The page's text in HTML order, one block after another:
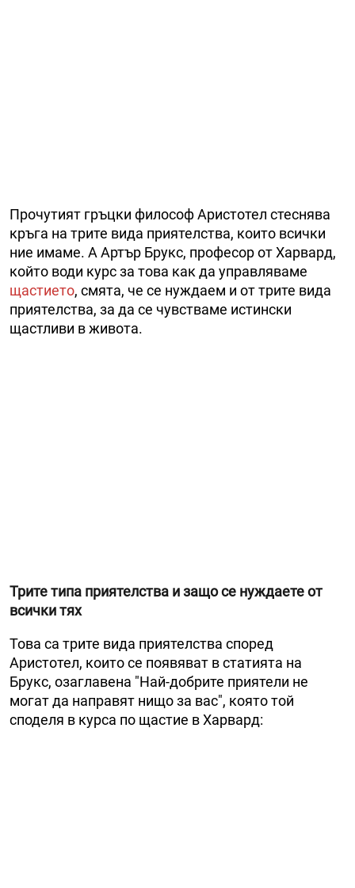
Прочутият гръцки философ Аристотел стеснява
кръга на трите вида приятелства, които всички
ние имаме. А Артър Брукс, професор от Харвард,
който води курс за това как да управляваме
щастието, смята, че се нуждаем и от трите вида
приятелства, за да се чувстваме истински
щастливи в живота.
Трите типа приятелства и защо се нуждаете от
всички тях
Това са трите вида приятелства според
Аристотел, които се появяват в статията на
Брукс, озаглавена "Най-добрите приятели не
могат да направят нищо за вас", която той
споделя в курса по щастие в Харвард: